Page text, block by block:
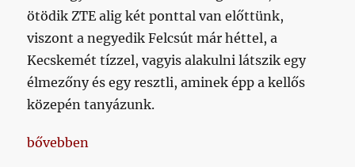
ötödik ZTE alig két ponttal van előttünk,
viszont a negyedik Felcsút már héttel, a
Kecskemét tízzel, vagyis alakulni látszik egy
élmezőny és egy resztli, aminek épp a kellős
közepén tanyázunk.
„Nincs miben reménykedni, hiszen nem ismerjük
bővebben